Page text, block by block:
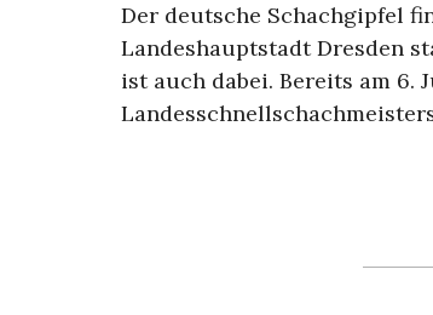
Der deutsche Schachgipfel
Landeshauptstadt Dresden
ist auch dabei. Bereits am 6.